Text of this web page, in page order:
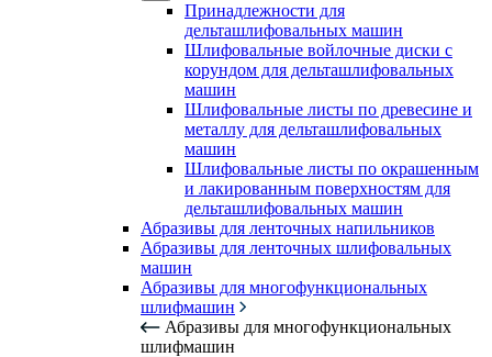
Принадлежности для
дельташлифовальных машин
Шлифовальные войлочные диски с
корундом для дельташлифовальных
машин
Шлифовальные листы по древесине и
металлу для дельташлифовальных
машин
Шлифовальные листы по окрашенным
и лакированным поверхностям для
дельташлифовальных машин
Абразивы для ленточных напильников
Абразивы для ленточных шлифовальных
машин
Абразивы для многофункциональных
шлифмашин
Абразивы для многофункциональных
шлифмашин